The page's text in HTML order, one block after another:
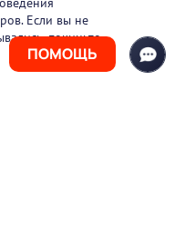
ПОМОЩЬ
Если вы не
покиньте